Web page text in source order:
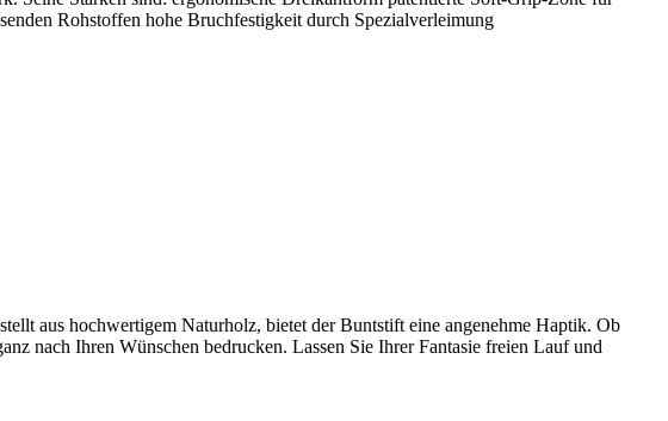
Rohstoffen hohe Bruchfestigkeit durch Spezialverleimung
aus hochwertigem Naturholz, bietet der Buntstift eine angenehme Haptik. Ob
nach Ihren Wünschen bedrucken. Lassen Sie Ihrer Fantasie freien Lauf und